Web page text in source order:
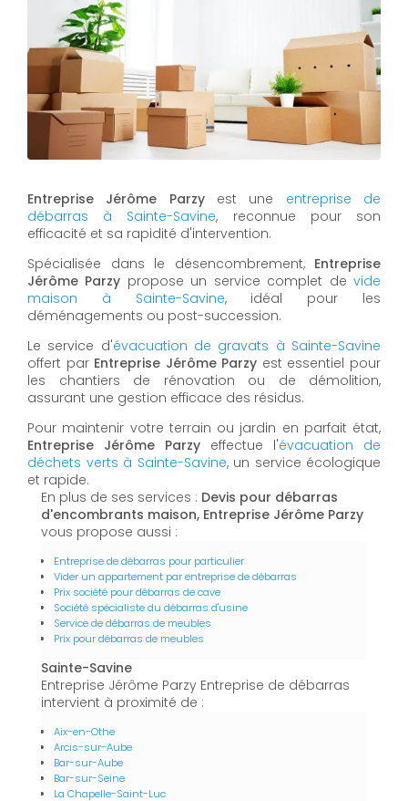
Entreprise Jérôme Parzyest une entreprise de
débarras à Sainte-Savine, reconnue pour son
efficacité et sa rapidité d'intervention.
Spécialisée dans le désencombrement, Entreprise
Jérôme Parzy propose un service complet devide
maison à Sainte-Savine, idéal pour les
déménagements ou post-succession.
Le service d'évacuation de gravats à Sainte-Savine
offert par Entreprise Jérôme Parzy est essentiel pour
les chantiers de rénovation ou de démolition,
assurant une gestion efficace des résidus.
Pour maintenir votre terrain ou jardin en parfait état,
Entreprise Jérôme Parzy effectue l'évacuation de
déchets verts à Sainte-Savine, un service écologique
et rapide.
En plus de ses services : Devis pour débarras
d'encombrants maison, Entreprise Jérôme Parzy
vous propose aussi :
Entreprise de débarras pour particulier
Vider un appartement par entreprise de débarras
Prix société pour débarras de cave
Société spécialiste du débarras d'usine
Service de débarras de meubles
Prix pour débarras de meubles
Sainte-Savine
Entreprise Jérôme Parzy Entreprise de débarras
intervient à proximité de :
Aix-en-Othe
Arcis-sur-Aube
Bar-sur-Aube
Bar-sur-Seine
La Chapelle-Saint-Luc